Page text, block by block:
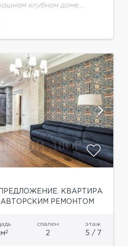
клубном доме.
дорогостоящих
техникой от...
КВАРТИРА
РЕМОНТОМ
м2
спален
2
этаж
5 / 7